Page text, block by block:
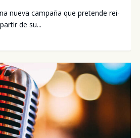
nue­va cam­pa­ña que pre­ten­de rei­
de su...